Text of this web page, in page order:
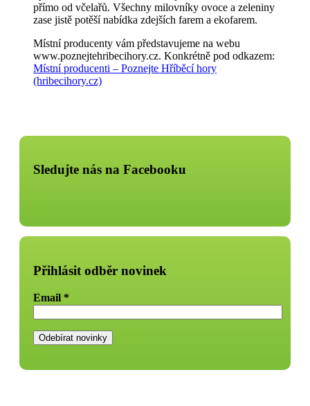
přímo od včelařů. Všechny milovníky ovoce a zeleniny
zase jistě potěší nabídka zdejších farem a ekofarem.
Místní producenty vám představujeme na webu
www.poznejtehribecihory.cz. Konkrétně pod odkazem:
Místní producenti – Poznejte Hříběcí hory
(hribecihory.cz)
Sledujte nás na Facebooku
Přihlásit odběr novinek
Email *